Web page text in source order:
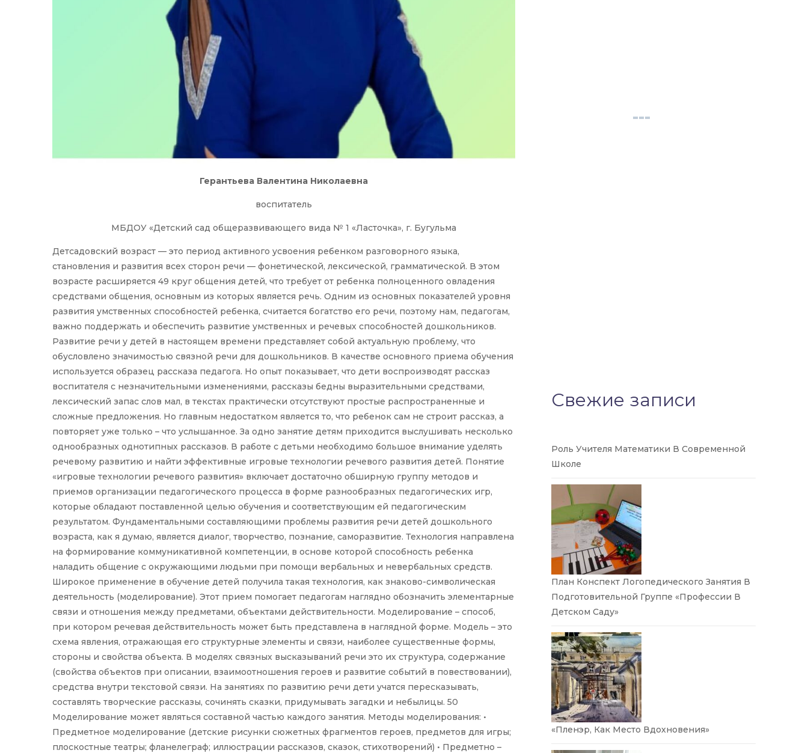
Герантьева Валентина Николаевна
воспитатель
МБДОУ «Детский сад общеразвивающего вида № 1 «Ласточка», г. Бугульма
Детсадовский возраст — это период активного усвоения ребенком разговорного языка,
становления и развития всех сторон речи — фонетической, лексической, грамматической. В этом
возрасте расширяется 49 круг общения детей, что требует от ребенка полноценного овладения
средствами общения, основным из которых является речь. Одним из основных показателей уровня
развития умственных способностей ребенка, считается богатство его речи, поэтому нам, педагогам,
важно поддержать и обеспечить развитие умственных и речевых способностей дошкольников.
Развитие речи у детей в настоящем времени представляет собой актуальную проблему, что
обусловлено значимостью связной речи для дошкольников. В качестве основного приема обучения
используется образец рассказа педагога. Но опыт показывает, что дети воспроизводят рассказ
воспитателя с незначительными изменениями, рассказы бедны выразительными средствами,
лексический запас слов мал, в текстах практически отсутствуют простые распространенные и
сложные предложения. Но главным недостатком является то, что ребенок сам не строит рассказ, а
повторяет уже только – что услышанное. За одно занятие детям приходится выслушивать несколько
однообразных однотипных рассказов. В работе с детьми необходимо большое внимание уделять
речевому развитию и найти эффективные игровые технологии речевого развития детей. Понятие
«игровые технологии речевого развития» включает достаточно обширную группу методов и
приемов организации педагогического процесса в форме разнообразных педагогических игр,
которые обладают поставленной целью обучения и соответствующим ей педагогическим
результатом. Фундаментальными составляющими проблемы развития речи детей дошкольного
возраста, как я думаю, является диалог, творчество, познание, саморазвитие. Технология направлена
на формирование коммуникативной компетенции, в основе которой способность ребенка
наладить общение с окружающими людьми при помощи вербальных и невербальных средств.
Широкое применение в обучение детей получила такая технология, как знаково-символическая
деятельность (моделирование). Этот прием помогает педагогам наглядно обозначить элементарные
связи и отношения между предметами, объектами действительности. Моделирование – способ,
при котором речевая действительность может быть представлена в наглядной форме. Модель – это
схема явления, отражающая его структурные элементы и связи, наиболее существенные формы,
стороны и свойства объекта. В моделях связных высказываний речи это их структура, содержание
(свойства объектов при описании, взаимоотношения героев и развитие событий в повествовании),
средства внутри текстовой связи. На занятиях по развитию речи дети учатся пересказывать,
составлять творческие рассказы, сочинять сказки, придумывать загадки и небылицы. 50
Моделирование может являться составной частью каждого занятия. Методы моделирования: •
Предметное моделирование (детские рисунки сюжетных фрагментов героев, предметов для игры;
плоскостные театры; фланелеграф; иллюстрации рассказов, сказок, стихотворений) • Предметно –
Свежие записи
Роль Учителя Математики В Современной
Школе
План Конспект Логопедического Занятия В
Подготовительной Группе «Профессии В
Детском Саду»
«Пленэр, Как Место Вдохновения»